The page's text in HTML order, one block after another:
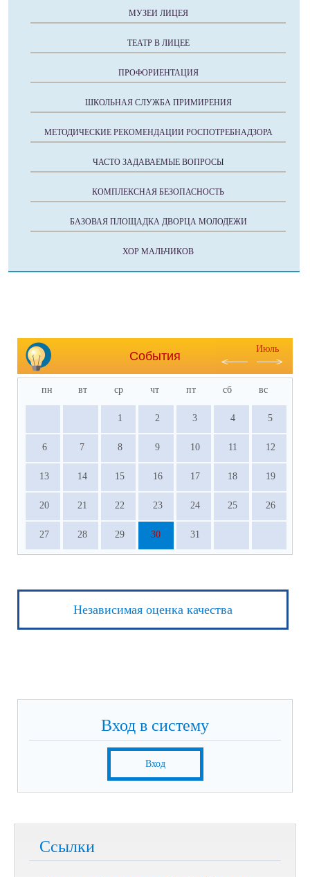
МУЗЕИ ЛИЦЕЯ
ТЕАТР В ЛИЦЕЕ
ПРОФОРИЕНТАЦИЯ
ШКОЛЬНАЯ СЛУЖБА ПРИМИРЕНИЯ
МЕТОДИЧЕСКИЕ РЕКОМЕНДАЦИИ РОСПОТРЕБНАДЗОРА
ЧАСТО ЗАДАВАЕМЫЕ ВОПРОСЫ
КОМПЛЕКСНАЯ БЕЗОПАСНОСТЬ
БАЗОВАЯ ПЛОЩАДКА ДВОРЦА МОЛОДЕЖИ
ХОР МАЛЬЧИКОВ
События
Июль
пн вт ср чт пт сб вс
1 2 3 4 5
6 7 8 9 10 11 12
13 14 15 16 17 18 19
20 21 22 23 24 25 26
27 28 29 30 31
Независимая оценка качества
Вход в систему
Вход
Ссылки